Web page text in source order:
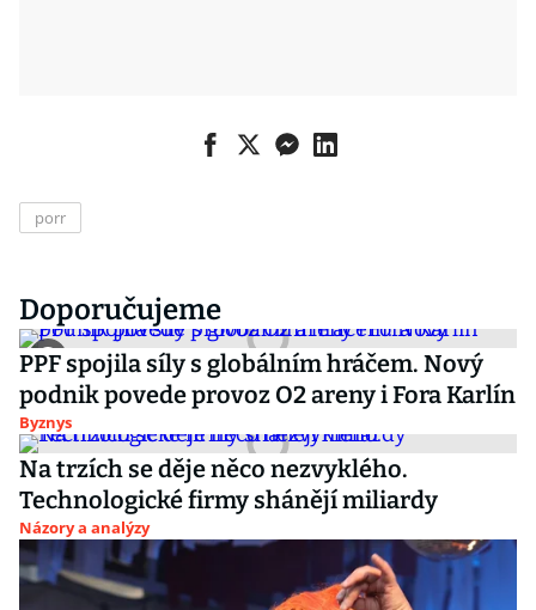
porr
Doporučujeme
PPF spojila síly s globálním hráčem. Nový
podnik povede provoz O2 areny i Fora Karlín
Byznys
Na trzích se děje něco nezvyklého.
Technologické firmy shánějí miliardy
Názory a analýzy